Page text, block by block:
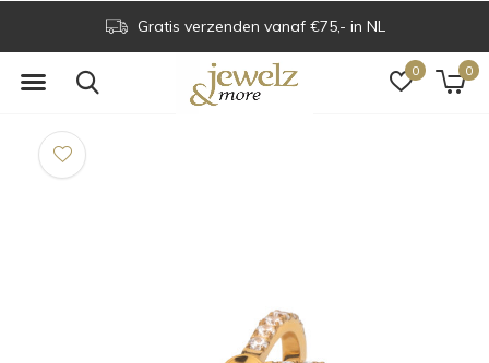
0 0
Gratis verzenden vanaf €75,- in NL